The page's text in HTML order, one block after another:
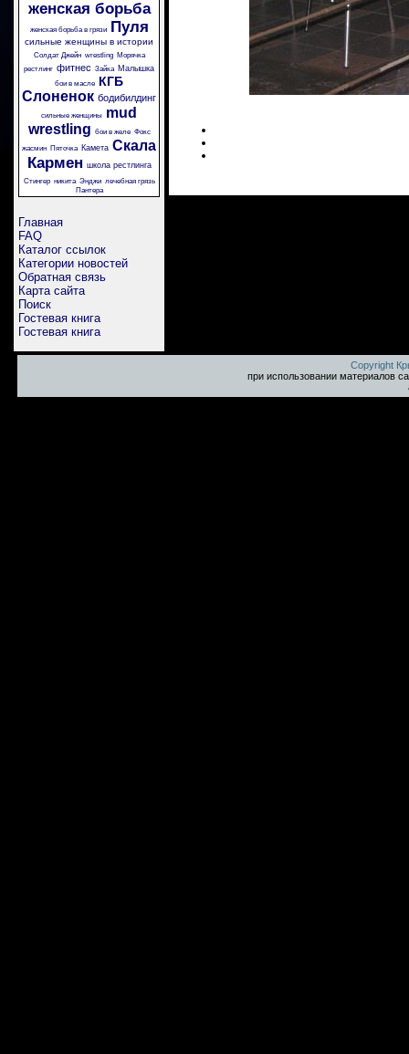
женская борьба
женская борьба в грязи Пуля
сильные женщины в истории
Солдат Джейн wrestling
Морячка
рестлинг фитнес Зайка Малышка
бои в масле КГБ
Слоненок бодибилдинг
сильные женщины mud
wrestling бои в желе Фокс
жасмин Пяточка Камета Скала
Кармен школа рестлинга
Стингер никита Энджи лечебная грязь
Пантера
Главная
FAQ
Каталог ссылок
Категории новостей
Обратная связь
Карта сайта
Поиск
Гостевая книга
Гостевая книга
Copyright
при использовании материалов